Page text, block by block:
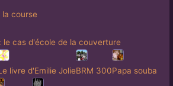
course
le cas d'école de la couverture
livre d'Emilie JolieBRM 300Papa souba